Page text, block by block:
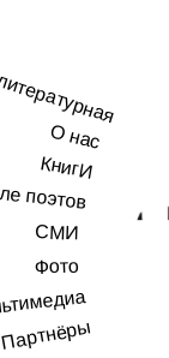
О нас
КнигИ
поэтов
СМИ
Фото
Партнёры